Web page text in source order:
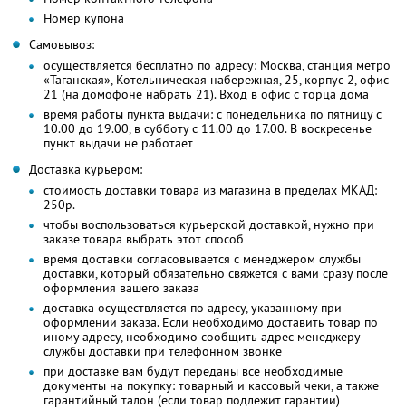
Номер купона
Самовывоз:
осуществляется бесплатно по адресу: Москва, станция метро
«Таганская», Котельническая набережная, 25, корпус 2, офис
21 (на домофоне набрать 21). Вход в офис с торца дома
время работы пункта выдачи: с понедельника по пятницу с
10.00 до 19.00, в субботу с 11.00 до 17.00. В воскресенье
пункт выдачи не работает
Доставка курьером:
стоимость доставки товара из магазина в пределах МКАД:
250р.
чтобы воспользоваться курьерской доставкой, нужно при
заказе товара выбрать этот способ
время доставки согласовывается с менеджером службы
доставки, который обязательно свяжется с вами сразу после
оформления вашего заказа
доставка осуществляется по адресу, указанному при
оформлении заказа. Если необходимо доставить товар по
иному адресу, необходимо сообщить адрес менеджеру
службы доставки при телефонном звонке
при доставке вам будут переданы все необходимые
документы на покупку: товарный и кассовый чеки, а также
гарантийный талон (если товар подлежит гарантии)